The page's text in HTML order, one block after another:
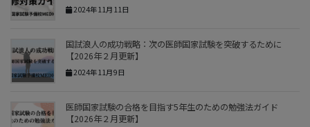
2024年11月11日
国試浪人の成功戦略：次の医師国家試験を突破するために
【2026年２月更新】
2024年11月9日
医師国家試験の合格を目指す5年生のための勉強法ガイド
【2026年２月更新】